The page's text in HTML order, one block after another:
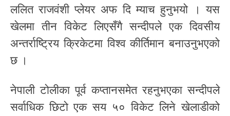
ललित राजवंशी प्लेयर अफ दि म्याच हुनुभयो । यस
खेलमा तीन विकेट लिएसँगै सन्दीपले एक दिवसीय
अन्तर्राष्ट्रिय क्रिकेटमा विश्व कीर्तिमान बनाउनुभएको
छ ।
नेपाली टोलीका पूर्व कप्तानसमेत रहनुभएका सन्दीपले
सर्वाधिक छिटो एक सय ५० विकेट लिने खेलाडीको